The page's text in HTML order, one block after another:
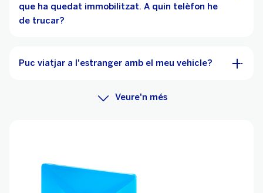
que ha quedat immobilitzat. A quin telèfon he
de trucar?
Puc viatjar a l'estranger amb el meu vehicle?
Veure'n més